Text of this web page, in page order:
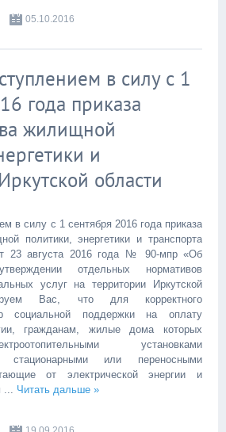
05.10.2016
в силу с 1
года приказа
жилищной
и
области
в силу с 1 сентября 2016 года приказа
политики, энергетики и транспорта
23 августа 2016 года № 90-мпр «Об
отдельных нормативов
услуг на территории Иркутской
Вас, что для корректного
социальной поддержки на оплату
гражданам, жилые дома которых
установками
стационарными или переносными
от электрической энергии и
... Читать дальше »